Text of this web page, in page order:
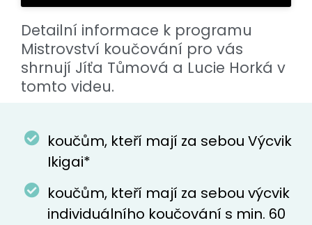
Detailní informace k programu
Mistrovství koučování pro vás
shrnují Jíťa Tůmová a Lucie Horká v
tomto videu.
koučům, kteří mají za sebou Výcvik
Ikigai*
koučům, kteří mají za sebou výcvik
individuálního koučování s min. 60